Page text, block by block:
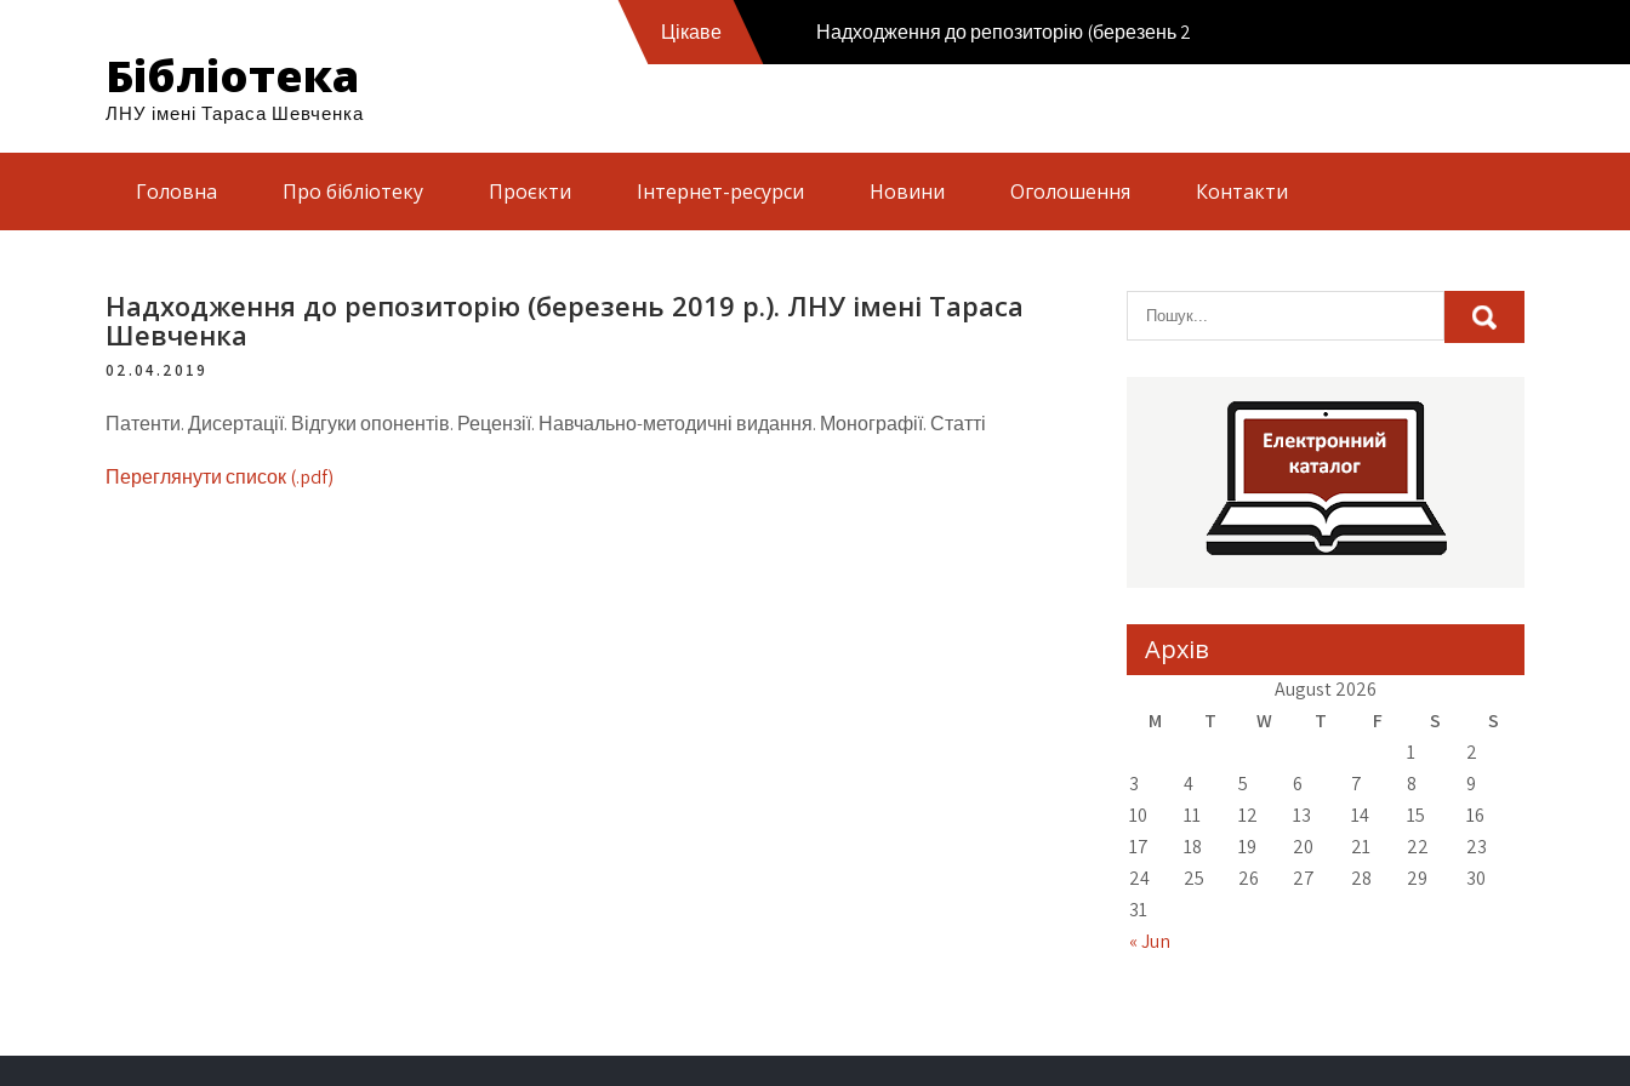
Цікаве Надходження до репозиторію (березень 2019 р.). ЛНУ імені Тараса Шевченка |
Бібліотека
ЛНУ імені Тараса Шевченка
Головна Про бібліотеку Проєкти Інтернет-ресурси Новини Оголошення Контакти
Надходження до репозиторію (березень 2019 р.). ЛНУ імені Тараса
Шевченка
02.04.2019
Патенти. Дисертації. Відгуки опонентів. Рецензії. Навчально-методичні видання. Монографії. Статті
Переглянути список (.pdf)
Архів
August 2026
M
T W T F S S
« Jun
1
2
3
4 5 6 7 8
9
10
11 12 13 14 15
16
17
18 19 20 21 22
23
24
25 26 27 28 29
30
31